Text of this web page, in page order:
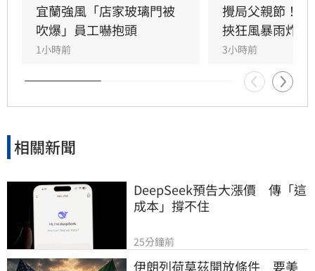
全面停駛。
宜蘭強風「店家玻璃門被
吹爆」員工嚇抱頭
1小時前
攪局父親節！
挾狂風暴雨炸雙
3小時前
相關新聞
DeepSeek預告大漲價　傳「這
成本」撐不住
25分鐘前
伊朗列荷莫茲開放條件　要美